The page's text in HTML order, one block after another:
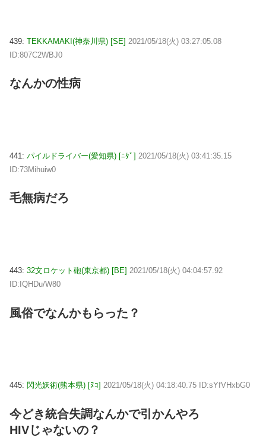
439: TEKKAMAKI(神奈川県) [SE] 2021/05/18(火) 03:27:05.08
ID:807C2WBJ0
なんかの性病
441: パイルドライバー(愛知県) [ﾆﾀﾞ] 2021/05/18(火) 03:41:35.15
ID:73Mihuiw0
毛無病だろ
443: 32文ロケット砲(東京都) [BE] 2021/05/18(火) 04:04:57.92
ID:IQHDu/W80
風俗でなんかもらった？
445: 閃光妖術(熊本県) [ﾇｺ] 2021/05/18(火) 04:18:40.75 ID:sYfVHxbG0
今どき統合失調なんかで引かんやろ
HIVじゃないの？